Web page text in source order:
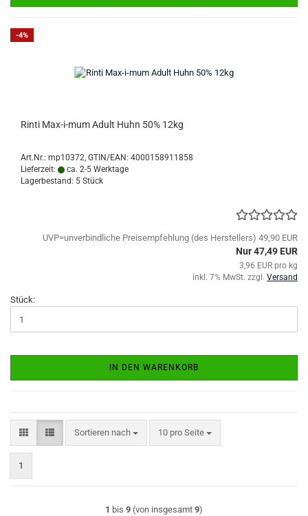
-4%
Rinti Max-i-mum Adult Huhn 50% 12kg
Art.Nr.: mp10372 GTIN/EAN: 4000158911858
Lieferzeit:
ca. 2-5 Werktage
Lagerbestand: 5 Stück
UVP=unverbindliche Preisempfehlung (des Herstellers) 49,90 EUR
Nur 47,49 EUR
3,96 EUR pro kg
inkl. 7% MwSt. zzgl. Versand
Stück:
IN DEN WARENKORB
Sortieren nach
Sortieren nach 10 pro Seite
pro Seite
1
1 bis 9 (von insgesamt 9)